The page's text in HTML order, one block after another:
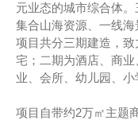
元业态的城市综合体
集合山海资源、一线海
项目共分三期建造，
宅；二期为酒店、商
业、会所、幼儿园、小
项目自带约2万㎡主题